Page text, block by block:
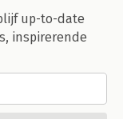
up-to-date
inspirerende